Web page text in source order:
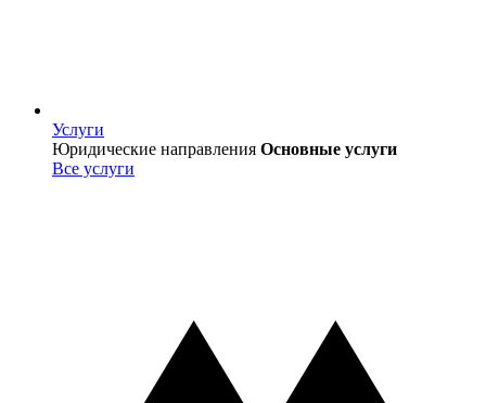
Услуги
Услуги
Юридические направления Основные услуги
Все услуги